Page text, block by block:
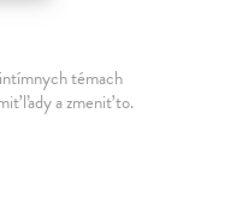
témach
ľady a zmeniť to.